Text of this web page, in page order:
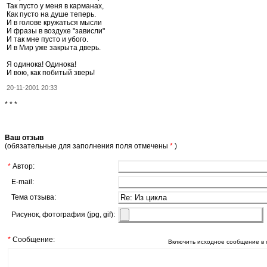
Так пусто у меня в карманах,
Как пусто на душе теперь.
И в голове кружаться мысли
И фразы в воздухе "зависли"
И так мне пусто и убого.
И в Мир уже закрыта дверь.
Я одинока! Одинока!
И вою, как побитый зверь!
20-11-2001 20:33
* * *
Ваш отзыв
(обязательные для заполнения поля отмечены * )
* Автор:
E-mail:
Тема отзыва:
Рисунок, фотография (jpg, gif):
* Сообщение: Включить исходное сообщение в